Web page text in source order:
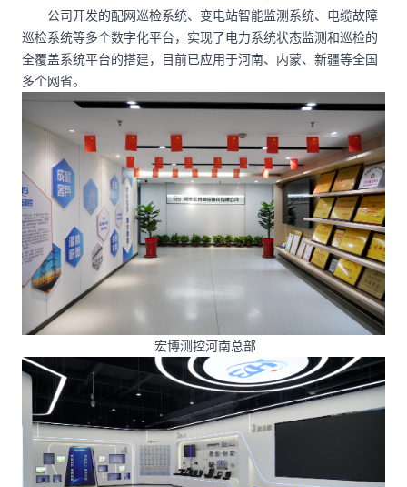
公司开发的配网巡检系统、变电站智能监测系统、电缆故障
巡检系统等多个数字化平台，实现了电力系统状态监测和巡检的
全覆盖系统平台的搭建，目前已应用于河南、内蒙、新疆等全国
多个网省。
宏博测控河南总部